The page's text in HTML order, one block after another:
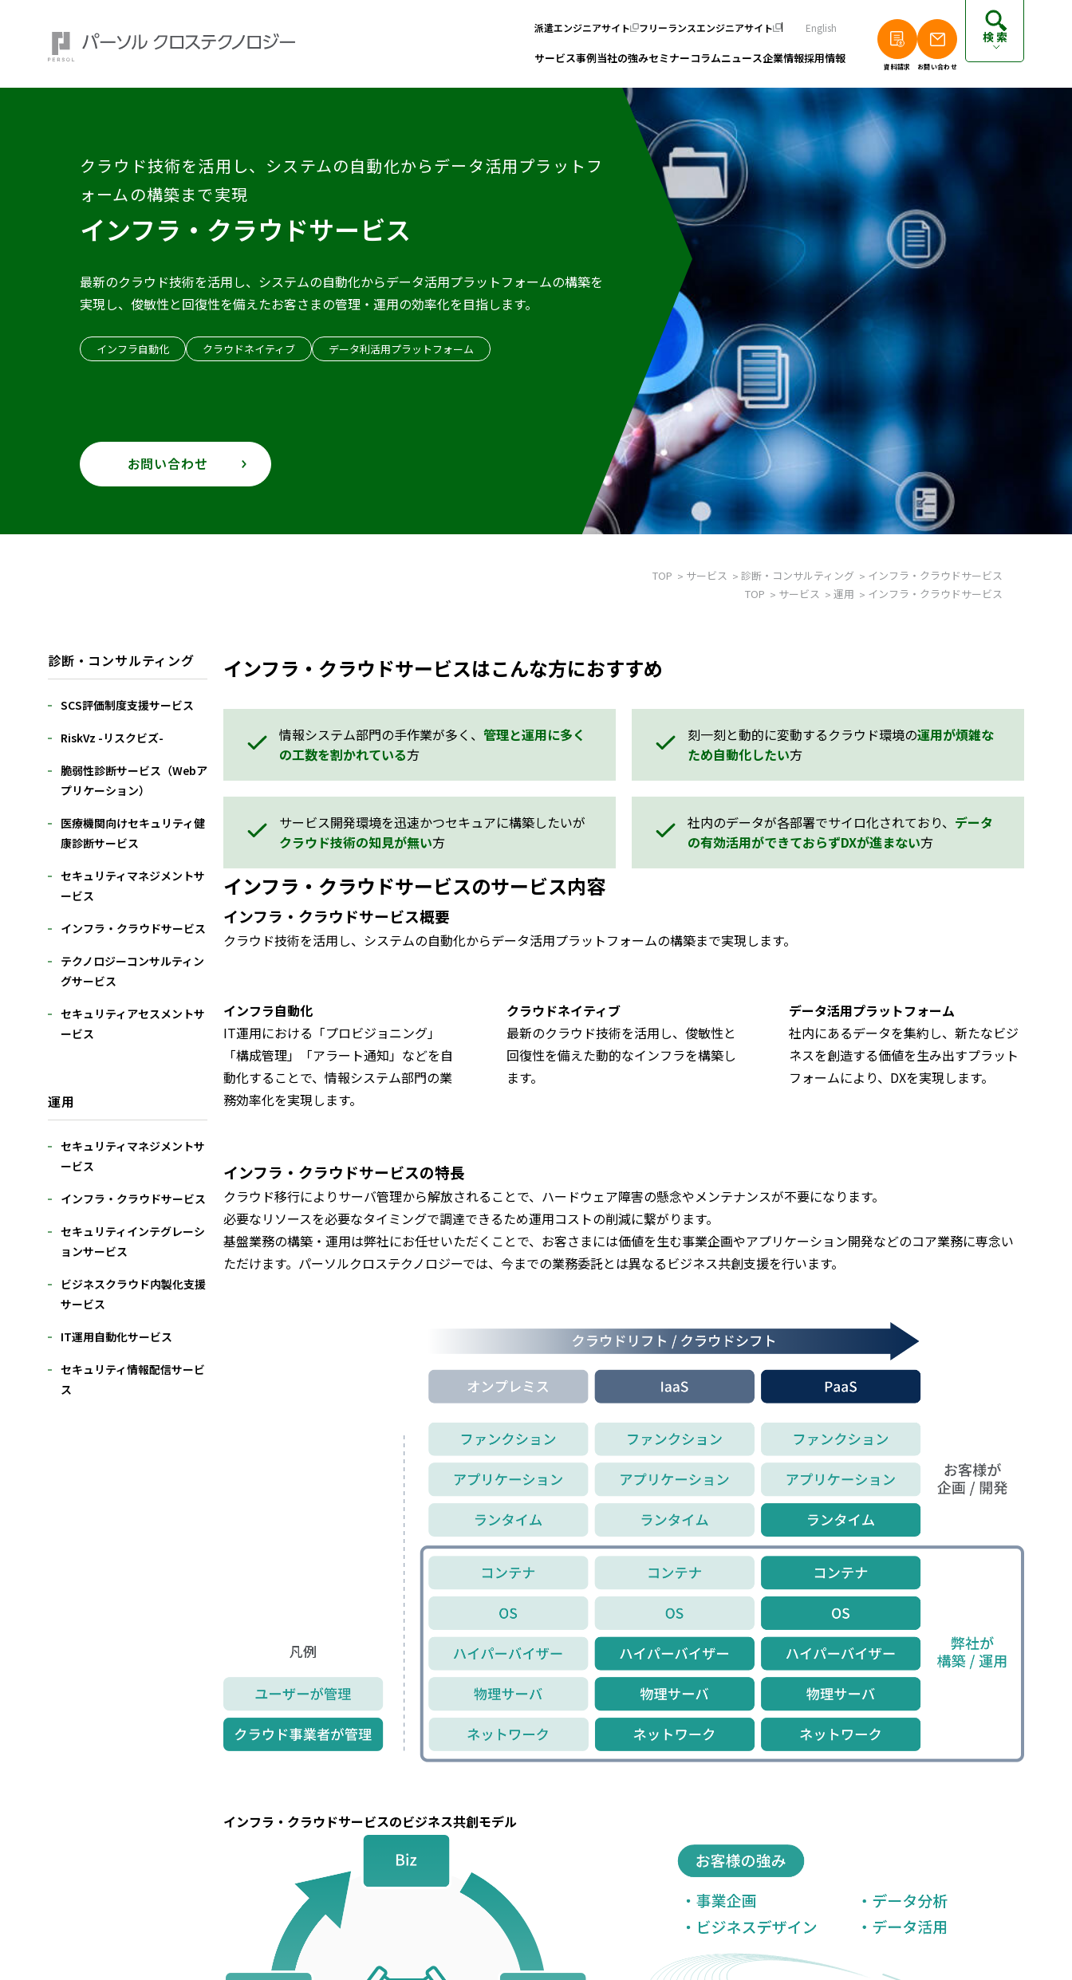
派遣エンジニアサイト フリーランスエンジニアサイト English
サービス事例当社の強みセミナーコラムニュース企業情報採用情報
資料請求 お問い合わせ
検索
注目ワード：
個人のお客さまは以下をご覧ください
派遣エンジニアの方はこちら
フリーランスエンジニアの方はこちら
クラウド技術を活用し、システムの自動化からデータ活用プラットフ
ォームの構築まで実現
インフラ・クラウドサービス
最新のクラウド技術を活用し、システムの自動化からデータ活用プラットフォームの構築を
実現し、俊敏性と回復性を備えたお客さまの管理・運用の効率化を目指します。
インフラ自動化 クラウドネイティブ データ利活用プラットフォーム
お問い合わせ
TOP サービス 診断・コンサルティング
インフラ・クラウドサービス
TOP
サービス 運用 インフラ・クラウドサービス
診断・コンサルティング
SCS評価制度支援サービス
RiskVz -リスクビズ-
脆弱性診断サービス（Webア
プリケーション）
医療機関向けセキュリティ健
康診断サービス
セキュリティマネジメントサ
ービス
インフラ・クラウドサービス
テクノロジーコンサルティン
グサービス
セキュリティアセスメントサ
ービス
運用
セキュリティマネジメントサ
ービス
インフラ・クラウドサービス
セキュリティインテグレーシ
ョンサービス
ビジネスクラウド内製化支援
サービス
IT運用自動化サービス
セキュリティ情報配信サービ
ス
インフラ・クラウドサービスはこんな方におすすめ
情報システム部門の手作業が多く、 管理と運用に多く
の工数を割かれている方
刻一刻と動的に変動するクラウド環境の運用が煩雑な
ため自動化したい方
サービス開発環境を迅速かつセキュアに構築したいが
クラウド技術の知見が無い方
社内のデータが各部署でサイロ化されており、 データ
の有効活用ができておらずDXが進まない方
インフラ・クラウドサービスのサービス内容
インフラ・クラウドサービス概要
クラウド技術を活用し、システムの自動化からデータ活用プラットフォームの構築まで実現します。
インフラ自動化
IT運用における「プロビジョニング」
「構成管理」「アラート通知」などを自
動化することで、情報システム部門の業
務効率化を実現します。
クラウドネイティブ
最新のクラウド技術を活用し、俊敏性と
回復性を備えた動的なインフラを構築し
ます。
データ活用プラットフォーム
社内にあるデータを集約し、新たなビジ
ネスを創造する価値を生み出すプラット
フォームにより、DXを実現します。
インフラ・クラウドサービスの特長
クラウド移行によりサーバ管理から解放されることで、ハードウェア障害の懸念やメンテナンスが不要になります。
必要なリソースを必要なタイミングで調達できるため運用コストの削減に繋がります。
基盤業務の構築・運用は弊社にお任せいただくことで、お客さまには価値を生む事業企画やアプリケーション開発などのコア業務に専念い
ただけます。パーソルクロステクノロジーでは、今までの業務委託とは異なるビジネス共創支援を行います。
インフラ・クラウドサービスのビジネス共創モデル